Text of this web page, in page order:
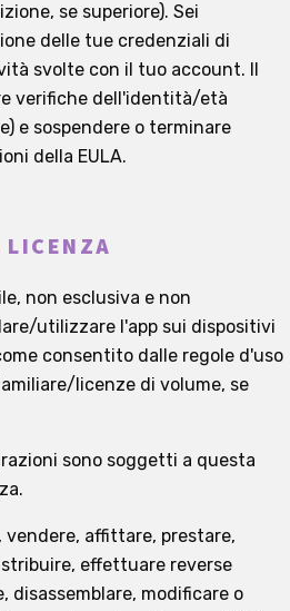
se superiore). Sei
delle tue credenziali di
svolte con il tuo account. Il
verifiche dell'identità/età
e sospendere o terminare
della EULA.
non esclusiva e non
utilizzare l'app sui dispositivi
consentito dalle regole d'uso
licenze di volume, se
sono soggetti a questa
vendere, affittare, prestare,
effettuare reverse
disassemblare, modificare o